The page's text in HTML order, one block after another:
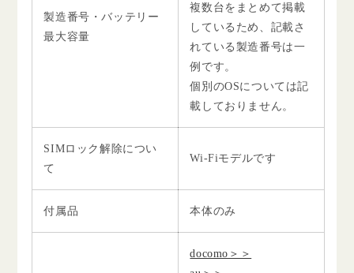
製造番号・バッテリー
最大容量
複数台をまとめて掲載
しているため、記載さ
れている製造番号は一
例です。
個別のOSについては記
載しておりません。
SIMロック解除につい
て
Wi-Fiモデルです
付属品 本体のみ
docomo＞＞